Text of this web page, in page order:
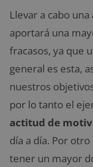
Llevar a cabo una
aportará una
fracasos, ya que
general es esta,
nuestros
por lo tanto el
actitud de
día a día. Por
tener un mayor